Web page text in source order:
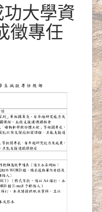
大學資
徵專任